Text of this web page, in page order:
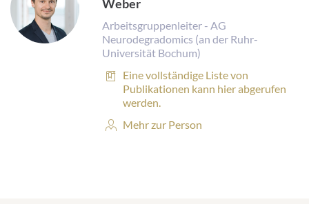
Weber
Arbeitsgruppenleiter - AG
Neurodegradomics (an der Ruhr-
Universität Bochum)
Publikationen:
Eine vollständige Liste von
Publikationen kann hier abgerufen
werden.
Personenprofil:
Mehr zur Person